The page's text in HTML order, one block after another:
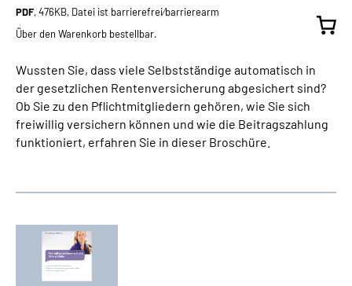
PDF, 476KB, Datei ist barrierefrei⁄barrierearm
Über den Warenkorb bestellbar.
Wussten Sie, dass viele Selbstständige automatisch in
der gesetzlichen Rentenversicherung abgesichert sind?
Ob Sie zu den Pflichtmitgliedern gehören, wie Sie sich
freiwillig versichern können und wie die Beitragszahlung
funktioniert, erfahren Sie in dieser Broschüre.